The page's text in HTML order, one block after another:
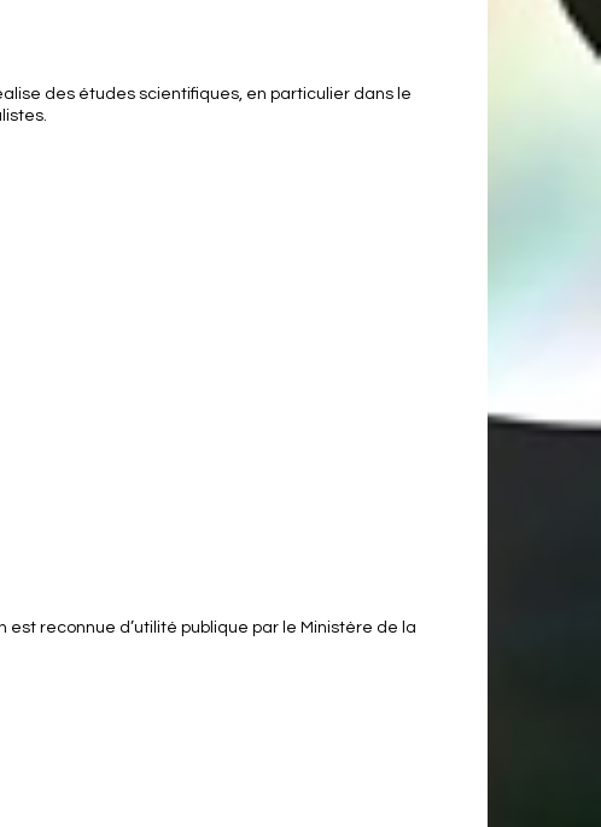
des études scientifiques, en particulier dans le
est reconnue d’utilité publique par le Ministère de la